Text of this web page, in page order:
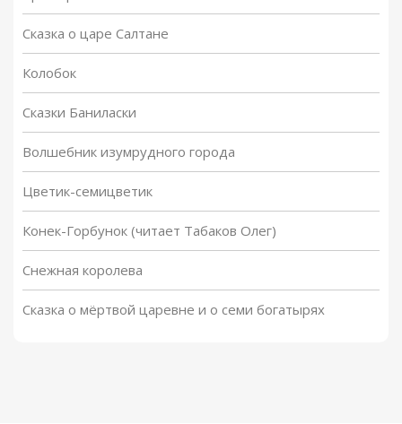
Сказка о царе Салтане
Колобок
Сказки Баниласки
Волшебник изумрудного города
Цветик-семицветик
Конек-Горбунок (читает Табаков Олег)
Снежная королева
Сказка о мёртвой царевне и о семи богатырях